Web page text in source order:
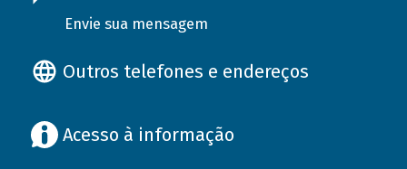
Envie sua mensagem
Outros telefones e endereços
Acesso à informação